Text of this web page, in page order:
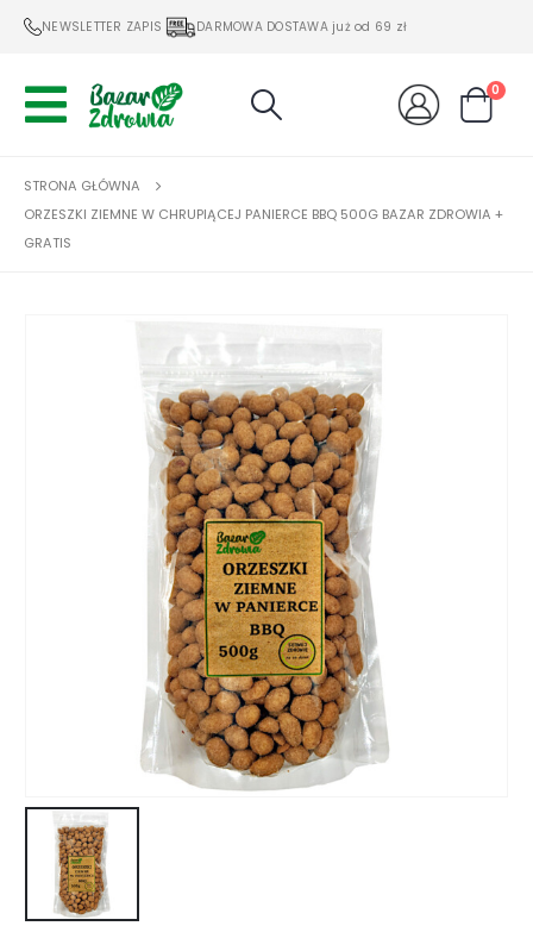
NEWSLETTER ZAPIS DARMOWA DOSTAWA już od 69 zł
0
STRONA GŁÓWNA
ORZESZKI ZIEMNE W CHRUPIĄCEJ PANIERCE BBQ 500G BAZAR ZDROWIA +
GRATIS